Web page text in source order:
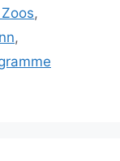
,
,